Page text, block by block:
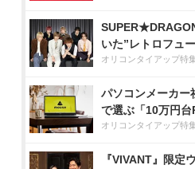
いた”レトロフュ
オリコンタイアップ特
パソコンメーカー
で選ぶ「10万円台
オリコンタイアップ特
『VIVANT』限定